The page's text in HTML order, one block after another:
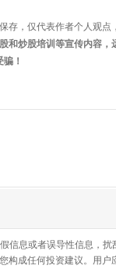
存，仅代表作者个人观
和炒股培训等宣传内容
！
信息或者误导性信息，
构成任何投资建议。用